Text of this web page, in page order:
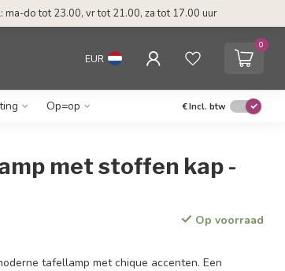
ma-do tot 23.00, vr tot 21.00, za tot 17.00 uur
EUR
0
Op=op €Incl. btw
met stoffen kap -
Op voorraad
tafellamp met chique accenten. Een